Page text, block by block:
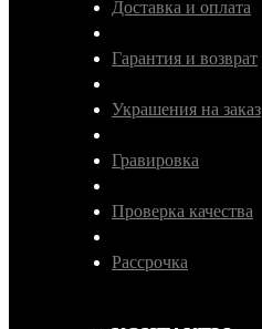
Доставка и оплата
Гарантия и возврат
Украшения на заказ
Гравировка
Проверка качества
Рассрочка